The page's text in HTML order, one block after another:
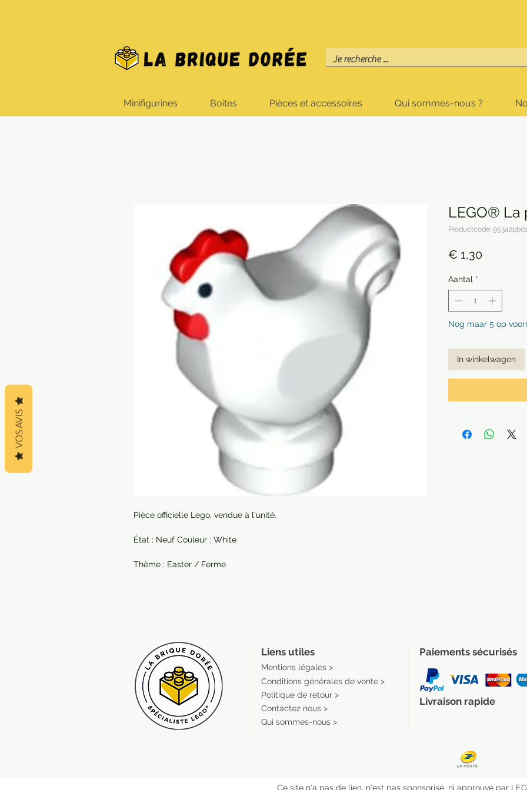
Minifigurines Boites Pièces et accessoires Qui sommes-nous ?
Pièce officielle Lego, vendue à l'unité.
État : Neuf Couleur : White
Thème : Easter / Ferme
LEGO® La
Productcode: 95342pb01
€ 1,30Prijs
Aantal *
Nog maar 5 op
In winkelwagen
Liens utiles
Mentions légales >
Conditions générales de vente >
Politique de retour >
Contactez nous >
Qui sommes-nous >
Paiements sécurisés
Livraison rapide
Ce site n'a pas de lien, n'est pas sponsorisé, ni approuvé par
VOS AVIS